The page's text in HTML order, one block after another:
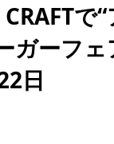
で
ガーフェ
日